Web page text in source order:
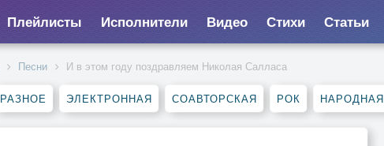
Плейлисты Исполнители Видео Стихи Статьи
Песни И в этом году поздравляем Николая Салласа
РАЗНОЕ ЭЛЕКТРОННАЯ СОАВТОРСКАЯ РОК НАРОДНАЯ